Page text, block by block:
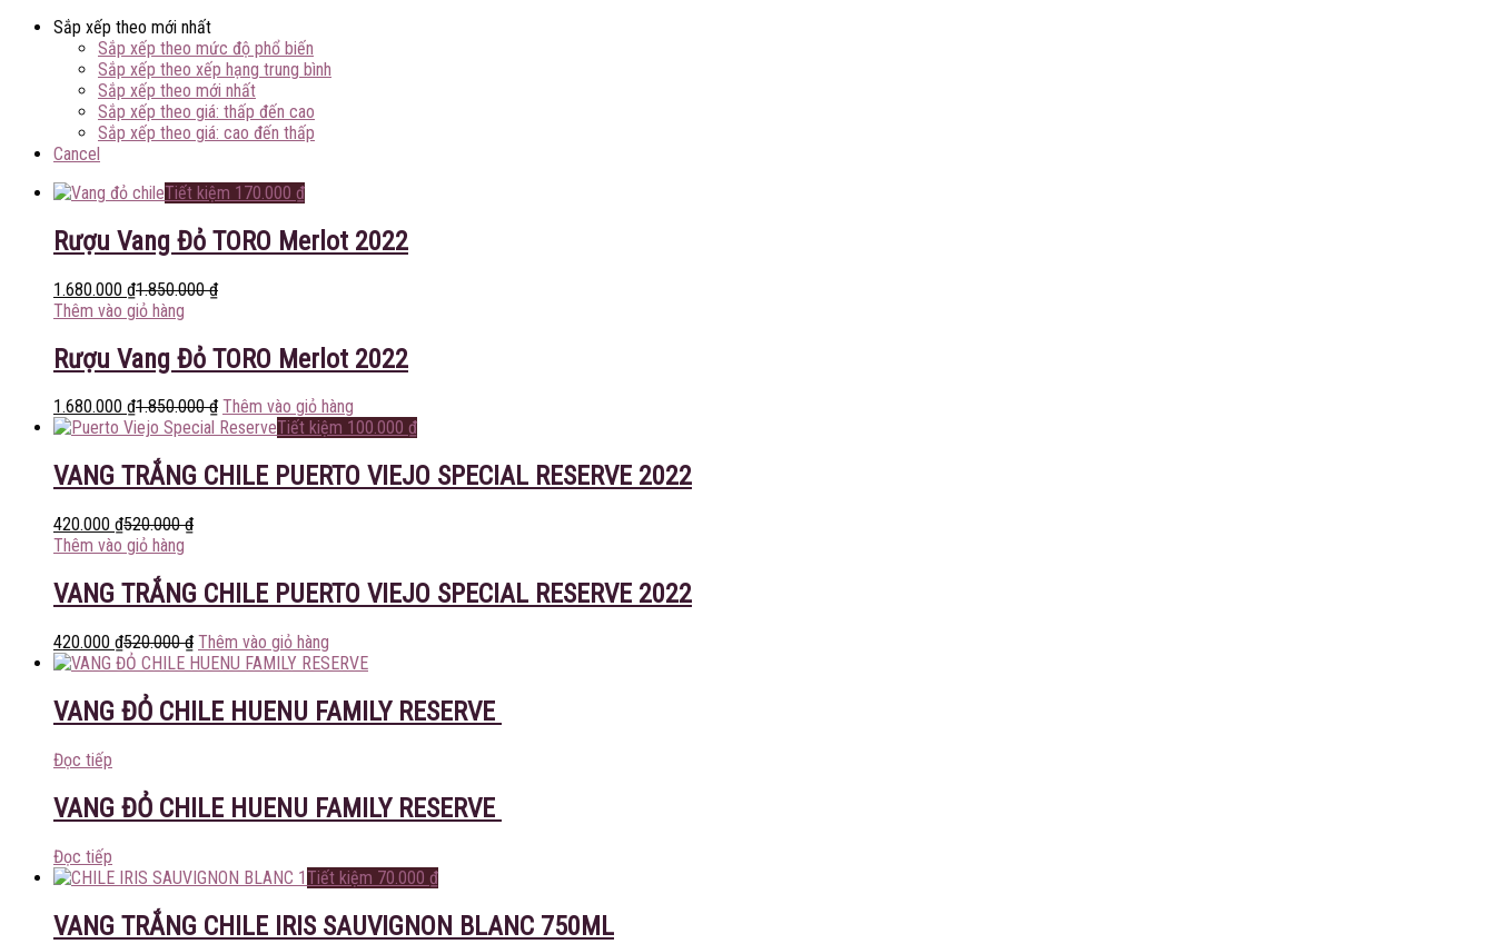
Sắp xếp theo mới nhất
Sắp xếp theo mức độ phổ biến
Sắp xếp theo xếp hạng trung bình
Sắp xếp theo mới nhất
Sắp xếp theo giá: thấp đến cao
Sắp xếp theo giá: cao đến thấp
Cancel
Tiết kiệm 170.000 ₫
Rượu Vang Đỏ TORO Merlot 2022
1.680.000 ₫1.850.000₫
Thêm vào giỏ hàng
Rượu Vang Đỏ TORO Merlot 2022
1.680.000 ₫1.850.000₫ Thêm vào giỏ hàng
Tiết kiệm 100.000 ₫
VANG TRẮNG CHILE PUERTO VIEJO SPECIAL RESERVE 2022
420.000 ₫520.000₫
Thêm vào giỏ hàng
VANG TRẮNG CHILE PUERTO VIEJO SPECIAL RESERVE 2022
420.000 ₫520.000₫ Thêm vào giỏ hàng
VANG ĐỎ CHILE HUENU FAMILY RESERVE
Đọc tiếp
VANG ĐỎ CHILE HUENU FAMILY RESERVE
Đọc tiếp
Tiết kiệm 70.000 ₫
VANG TRẮNG CHILE IRIS SAUVIGNON BLANC 750ML